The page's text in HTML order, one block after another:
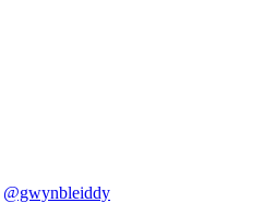
@gwynbleiddy